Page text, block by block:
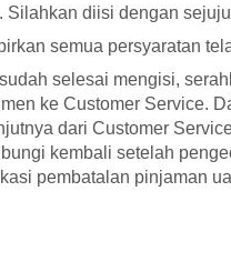
Silahkan diisi dengan
semua persyaratan
selesai mengisi,
ke Customer Service.
dari Customer
kembali setelah
pembatalan pinjaman